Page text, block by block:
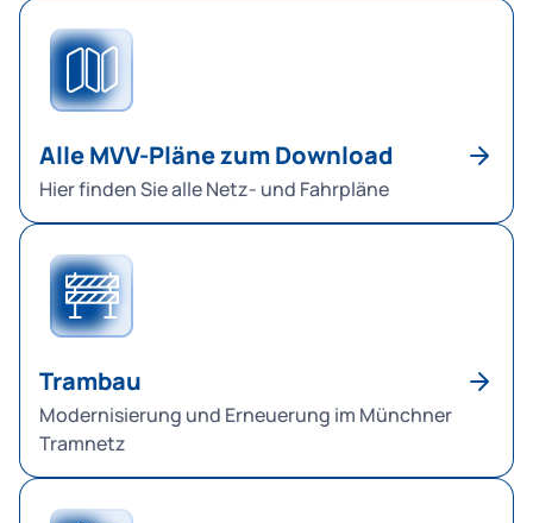
Alle MVV-Pläne zum Download
Hier finden Sie alle Netz- und Fahrpläne
Trambau
Modernisierung und Erneuerung im Münchner
Tramnetz